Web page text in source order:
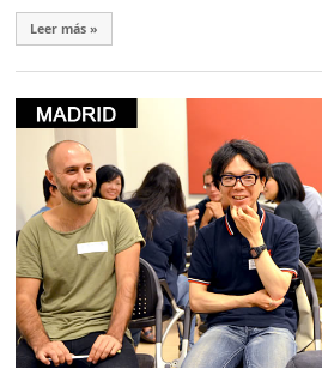
Leer más »